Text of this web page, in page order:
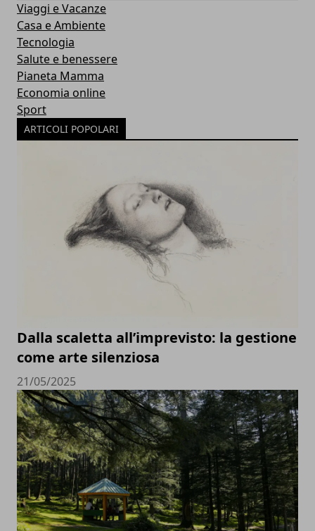
Viaggi e Vacanze
Casa e Ambiente
Tecnologia
Salute e benessere
Pianeta Mamma
Economia online
Sport
ARTICOLI POPOLARI
Dalla scaletta all’imprevisto: la gestione
come arte silenziosa
21/05/2025